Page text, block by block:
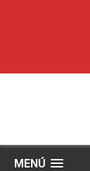
MENÚ